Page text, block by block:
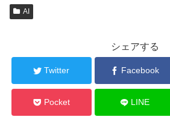
AI
シェアする
Twitter Facebook
Pocket LINE